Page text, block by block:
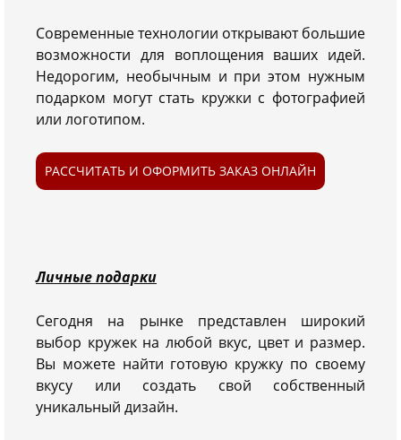
Современные технологии открывают большие
возможности для воплощения ваших идей.
Недорогим, необычным и при этом нужным
подарком могут стать кружки с фотографией
или логотипом.
РАССЧИТАТЬ И ОФОРМИТЬ ЗАКАЗ ОНЛАЙН
Личные подарки
Сегодня на рынке представлен широкий
выбор кружек на любой вкус, цвет и размер.
Вы можете найти готовую кружку по своему
вкусу или создать свой собственный
уникальный дизайн.